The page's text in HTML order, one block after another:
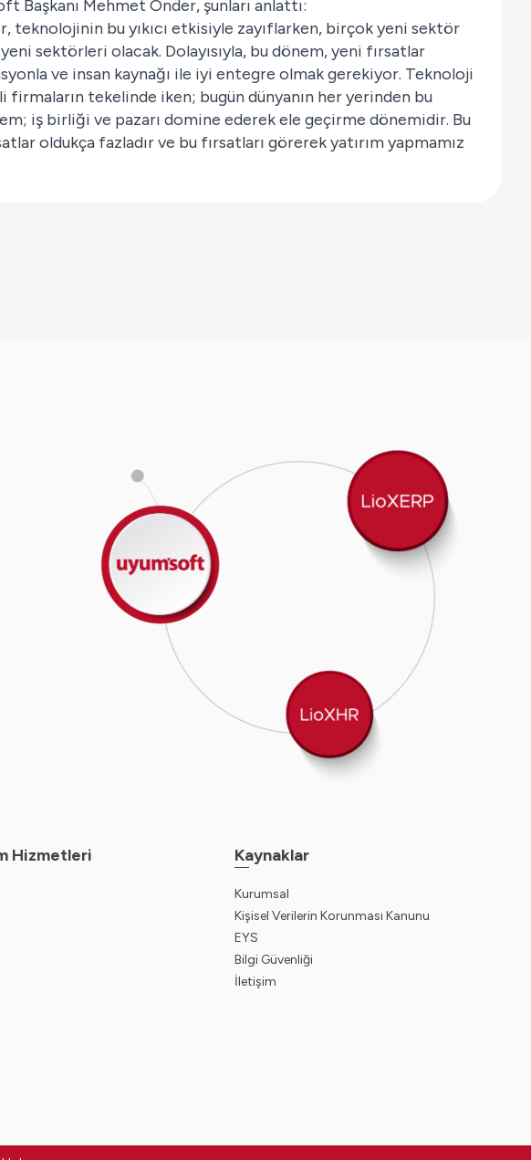
Mehmet Önder, şunları anlattı:
bu yıkıcı etkisiyle zayıflarken, birçok yeni sektör
sektörleri olacak. Dolayısıyla, bu dönem, yeni fırsatlar
ve insan kaynağı ile iyi entegre olmak gerekiyor. Teknoloji
firmaların tekelinde iken; bugün dünyanın her yerinden bu
iş birliği ve pazarı domine ederek ele geçirme dönemidir. Bu
oldukça fazladır ve bu fırsatları görerek yatırım yapmamız
Hizmetleri Kaynaklar
Kurumsal
Kişisel Verilerin Korunması Kanunu
EYS
Bilgi Güvenliği
İletişim